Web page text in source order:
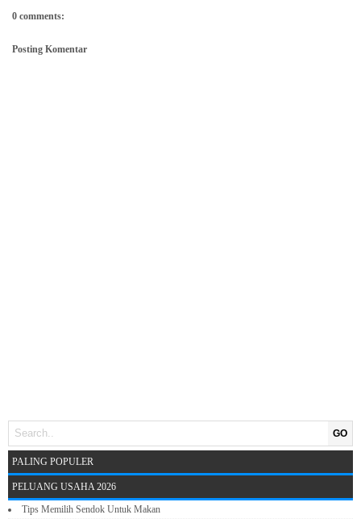
0 comments:
Posting Komentar
GO
PALING POPULER
PELUANG USAHA 2026
Tips Memilih Sendok Untuk Makan